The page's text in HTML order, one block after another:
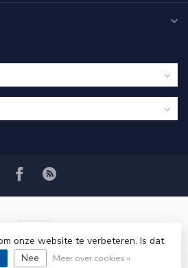
2026 VRSPLUS
onze website te verbeteren. Is dat
Nee Meer over cookies »